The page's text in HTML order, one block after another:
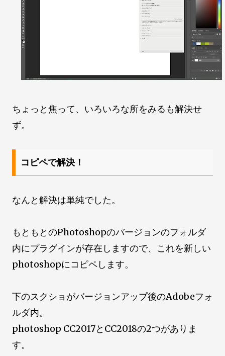
ちょっと焦って、いろいろな所をみるも解決せ
ず。
コピペで解決！
なんと解決は単純でした。
もともとのPhotoshopのバージョンのフォルダ
内にプラグインが存在しますので、これを新しい
photoshopにコピペします。
下のスクショがバージョンアップ後のAdobeフォ
ルダ内。
photoshop CC2017とCC2018の2つがありま
す。